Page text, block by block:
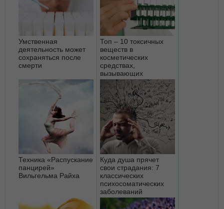
Умственная
деятельность может
сохраняться после
смерти
Топ – 10 токсичных
веществ в
косметических
средствах,
вызывающих
гормональный
дисбаланс
Техника «Распускание
панцирей»
Вильгельма Райха
Куда душа прячет
свои страдания: 7
классических
психосоматических
заболеваний